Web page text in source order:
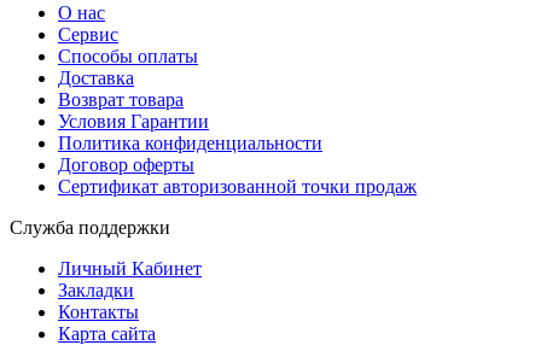
О нас
Сервис
Способы оплаты
Доставка
Возврат товара
Условия Гарантии
Политика конфиденциальности
Договор оферты
Сертификат авторизованной точки продаж
Служба поддержки
Личный Кабинет
Закладки
Контакты
Карта сайта